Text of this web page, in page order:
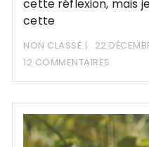
cette réflexion, mais
cette
NON CLASSÉ
22
12 COMMENTAIRES